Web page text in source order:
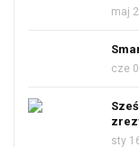
maj
cze
sty